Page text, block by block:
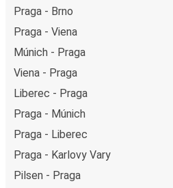
Praga - Brno
Praga - Viena
Múnich - Praga
Viena - Praga
Liberec - Praga
Praga - Múnich
Praga - Liberec
Praga - Karlovy Vary
Pilsen - Praga